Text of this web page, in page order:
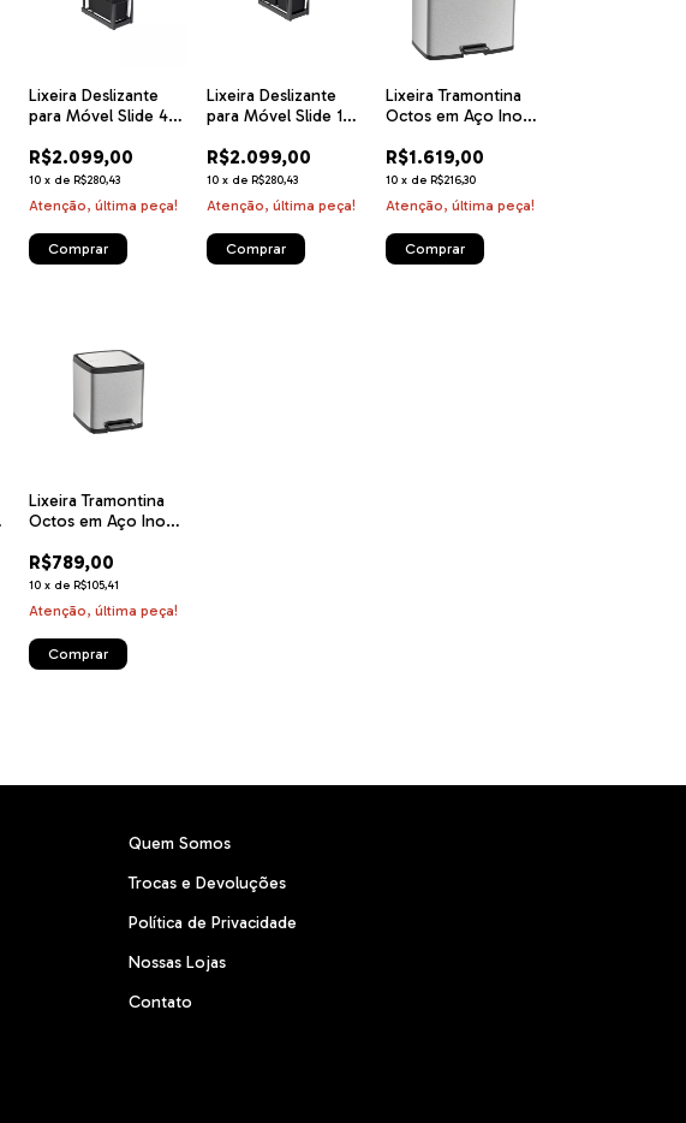
Lixeira Deslizante
para Móvel Slide 45
R$2.099,00
10 x deR$280,43
Atenção, última peça!
Lixeira Deslizante
para Móvel Slide 15
R$2.099,00
10 x deR$280,43
Atenção, última peça!
Lixeira Tramontina
Octos em Aço Inox
Removível e Pedal
45 L
R$1.619,00
10 x de R$216,30
Atenção, última peça!
Lixeira Tramontina
Octos em Aço Inox
Removível e Pedal 10
L
R$789,00
10 x de R$105,41
Atenção, última peça!
Quem Somos
Trocas e Devoluções
Política de Privacidade
Nossas Lojas
Contato